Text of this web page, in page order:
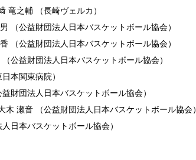
竜之輔 （長崎ヴェルカ）
（公益財団法人日本バスケットボール協会）
（公益財団法人日本バスケットボール協会）
公益財団法人日本バスケットボール協会）
本関東病院）
財団法人日本バスケットボール協会）
瀬音 （公益財団法人日本バスケットボール協会）
日本バスケットボール協会）